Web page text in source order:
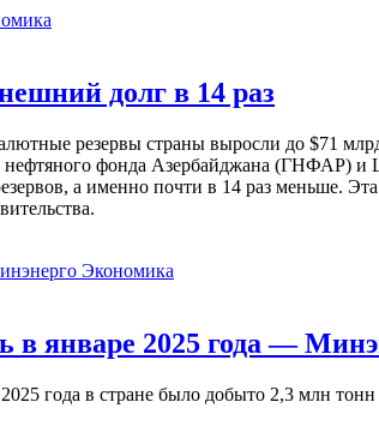
долг в 14 раз
резервы страны выросли до $71
фонда Азербайджана (ГНФАР) и
а именно почти в 14 раз меньше.
Экономика
в январе 2025 года —
года в стране было добыто 2,3 млн тонн